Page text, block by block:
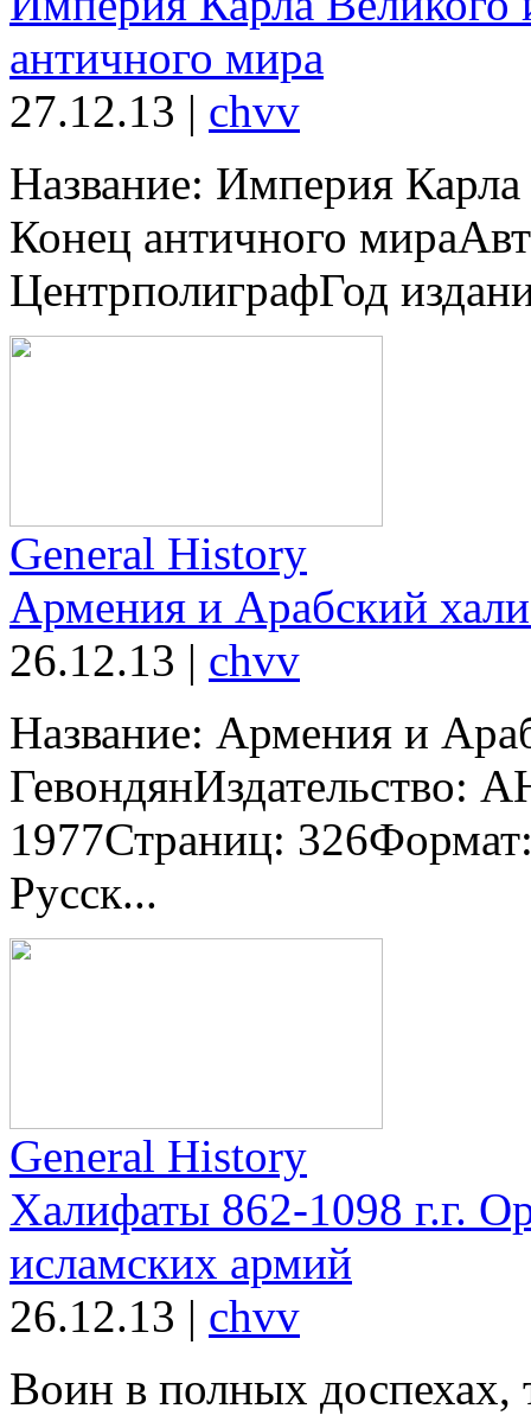
античного мира
27.12.13 | chvv
Название: Империя
Конец античного
ЦентрполиграфГод
General History
Армения и Арабский
26.12.13 | chvv
Название: Армения и
ГевондянИздательство:
1977Страниц:
Русск...
General History
Халифаты 862-1098 г.г.
исламских армий
26.12.13 | chvv
Воин в полных доспехах,